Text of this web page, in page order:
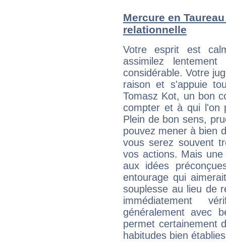
Mercure en
relationnelle
Votre esprit est
assimilez
considérable. Votre
raison et s'appuie
Tomasz Kot, un bon
compter et à qui l'on
Plein de bon sens,
pouvez mener à bien
vous serez souvent
vos actions. Mais
aux idées
entourage qui
souplesse au lieu de
immédiatement
généralement avec
permet certainement
habitudes bien